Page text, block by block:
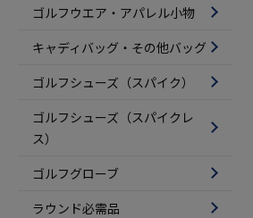
ゴルフウエア・アパレル小物
キャディバッグ・その他バッグ
ゴルフシューズ（スパイク）
ゴルフシューズ（スパイクレ
ス）
ゴルフグローブ
ラウンド必需品